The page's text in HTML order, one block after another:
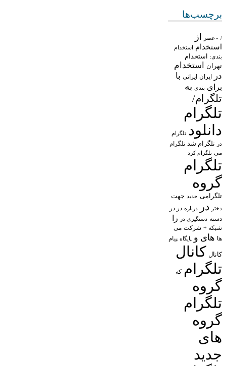
برچسب‌ها
/ «عصر از
استخدام استخدام
بندی: استخدام
تهران
استخدام
در
ایران ایرانی با
برای بندی به
تلگرام/
تلگرام
دانلود تلگرام
در تلگرام شد تلگرام
می تلگرام کرد
تلگرام
گروه
تلگرامی جدید جهت
دختر در درباره در در
دسته دستگیری در را
شبکه + شرکت می
ها های و پایگاه پیام
کانال کانال
تلگرام که
گروه
تلگرام
گروه
های
جدید